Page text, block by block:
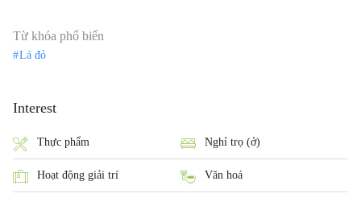
Từ khóa phổ biến
Lá đỏ
Interest
Thực phẩm Nghỉ trọ (ở)
Hoạt động giải trí Văn hoá